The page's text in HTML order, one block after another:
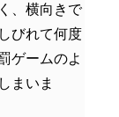
、横向きで
びれて何度
ゲームのよ
まいま